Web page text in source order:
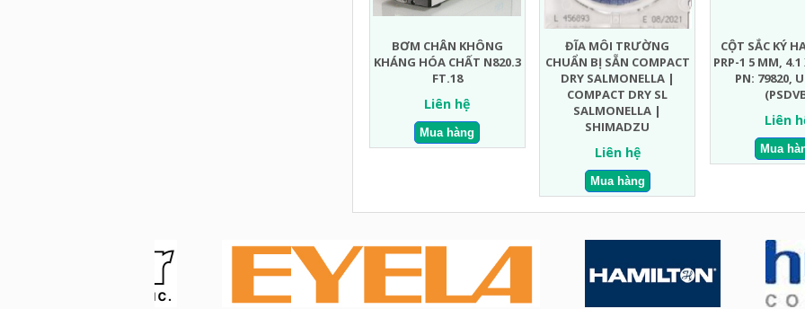
BƠM CHÂN KHÔNG
KHÁNG HÓA CHẤT N820.3
FT.18
Liên hệ
ĐĨA MÔI TRƯỜNG
CHUẨN BỊ SẴN COMPACT
DRY SALMONELLA |
COMPACT DRY SL
SALMONELLA |
SHIMADZU
Liên hệ
CỘT SẮC KÝ
PRP-1 5 ΜM,
PN: 79820,
Liên